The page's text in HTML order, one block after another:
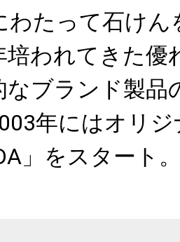
わたって石け
培われてきた優
なブランド製品
年にはオリ
」をスタート